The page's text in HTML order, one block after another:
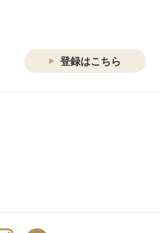
登録はこちら